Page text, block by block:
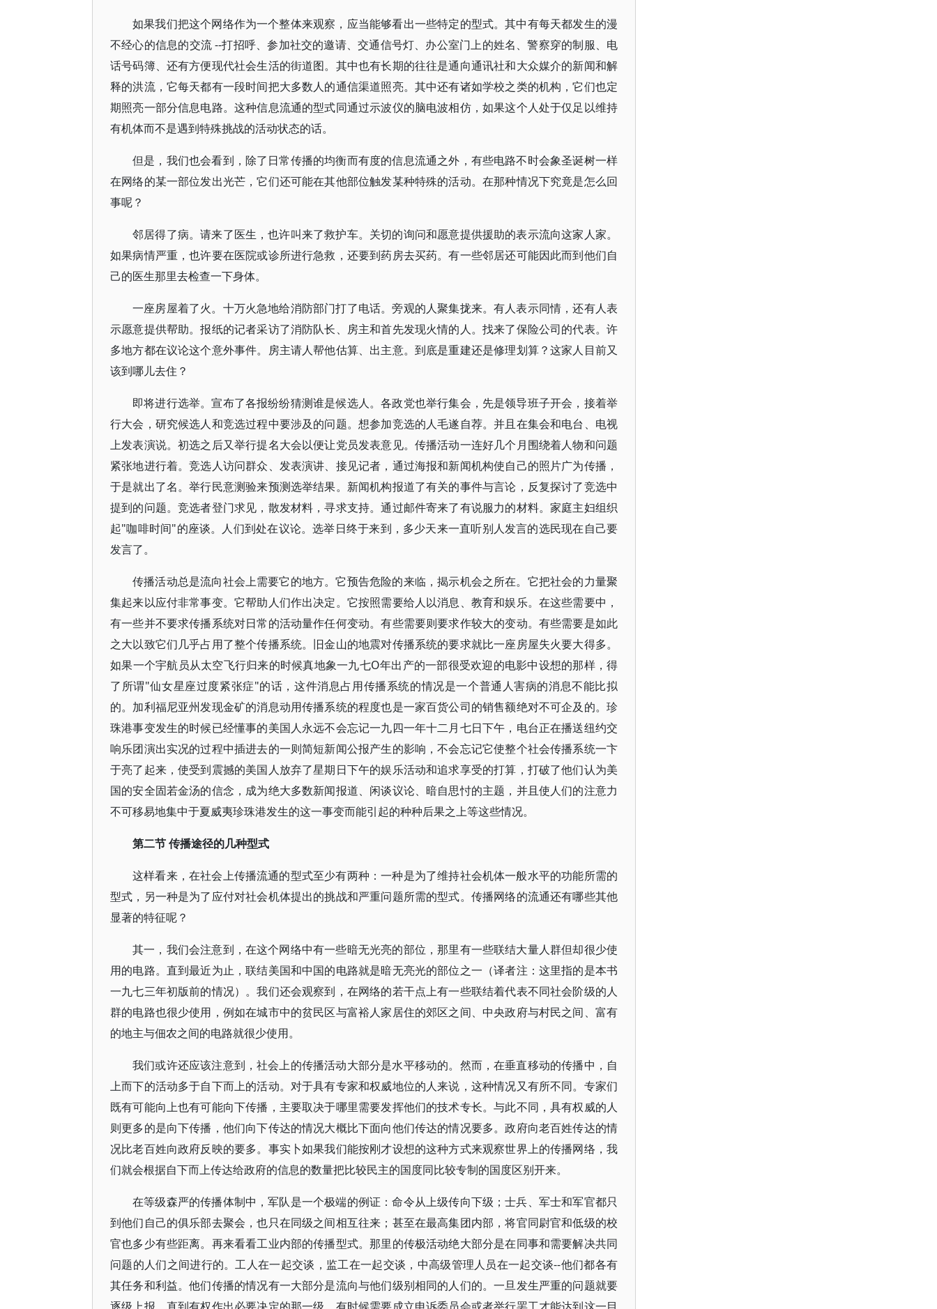
如果我们把这个网络作为一个整体来观察，应当能够看出一些特定的型式。其中有每天都发生的漫
不经心的信息的交流 --打招呼、参加社交的邀请、交通信号灯、办公室门上的姓名、警察穿的制服、电
话号码簿、还有方便现代社会生活的街道图。其中也有长期的往往是通向通讯社和大众媒介的新闻和解
释的洪流，它每天都有一段时间把大多数人的通信渠道照亮。其中还有诸如学校之类的机构，它们也定
期照亮一部分信息电路。这种信息流通的型式同通过示波仪的脑电波相仿，如果这个人处于仅足以维持
有机体而不是遇到特殊挑战的活动状态的话。
但是，我们也会看到，除了日常传播的均衡而有度的信息流通之外，有些电路不时会象圣诞树一样
在网络的某一部位发出光芒，它们还可能在其他部位触发某种特殊的活动。在那种情况下究竟是怎么回
事呢？
邻居得了病。请来了医生，也许叫来了救护车。关切的询问和愿意提供援助的表示流向这家人家。
如果病情严重，也许要在医院或诊所进行急救，还要到药房去买药。有一些邻居还可能因此而到他们自
己的医生那里去检查一下身体。
一座房屋着了火。十万火急地给消防部门打了电话。旁观的人聚集拢来。有人表示同情，还有人表
示愿意提供帮助。报纸的记者采访了消防队长、房主和首先发现火情的人。找来了保险公司的代表。许
多地方都在议论这个意外事件。房主请人帮他估算、出主意。到底是重建还是修理划算？这家人目前又
该到哪儿去住？
即将进行选举。宣布了各报纷纷猜测谁是候选人。各政党也举行集会，先是领导班子开会，接着举
行大会，研究候选人和竞选过程中要涉及的问题。想参加竞选的人毛遂自荐。并且在集会和电台、电视
上发表演说。初选之后又举行提名大会以便让党员发表意见。传播活动一连好几个月围绕着人物和问题
紧张地进行着。竞选人访问群众、发表演讲、接见记者，通过海报和新闻机构使自己的照片广为传播，
于是就出了名。举行民意测验来预测选举结果。新闻机构报道了有关的事件与言论，反复探讨了竞选中
提到的问题。竞选者登门求见，散发材料，寻求支持。通过邮件寄来了有说服力的材料。家庭主妇组织
起"咖啡时间"的座谈。人们到处在议论。选举日终于来到，多少天来一直听别人发言的选民现在自己要
发言了。
传播活动总是流向社会上需要它的地方。它预告危险的来临，揭示机会之所在。它把社会的力量聚
集起来以应付非常事变。它帮助人们作出决定。它按照需要给人以消息、教育和娱乐。在这些需要中，
有一些并不要求传播系统对日常的活动量作任何变动。有些需要则要求作较大的变动。有些需要是如此
之大以致它们几乎占用了整个传播系统。旧金山的地震对传播系统的要求就比一座房屋失火要大得多。
如果一个宇航员从太空飞行归来的时候真地象一九七O年出产的一部很受欢迎的电影中设想的那样，得
了所谓"仙女星座过度紧张症"的话，这件消息占用传播系统的情况是一个普通人害病的消息不能比拟
的。加利福尼亚州发现金矿的消息动用传播系统的程度也是一家百货公司的销售额绝对不可企及的。珍
珠港事变发生的时候已经懂事的美国人永远不会忘记一九四一年十二月七日下午，电台正在播送纽约交
响乐团演出实况的过程中插进去的一则简短新闻公报产生的影响，不会忘记它使整个社会传播系统一卞
于亮了起来，使受到震撼的美国人放弃了星期日下午的娱乐活动和追求享受的打算，打破了他们认为美
国的安全固若金汤的信念，成为绝大多数新闻报道、闲谈议论、暗自思忖的主题，并且使人们的注意力
不可移易地集中于夏威夷珍珠港发生的这一事变而能引起的种种后果之上等这些情况。
第二节 传播途径的几种型式
这样看来，在社会上传播流通的型式至少有两种：一种是为了维持社会机体一般水平的功能所需的
型式，另一种是为了应付对社会机体提出的挑战和严重问题所需的型式。传播网络的流通还有哪些其他
显著的特征呢？
其一，我们会注意到，在这个网络中有一些暗无光亮的部位，那里有一些联结大量人群但却很少使
用的电路。直到最近为止，联结美国和中国的电路就是暗无亮光的部位之一（译者注：这里指的是本书
一九七三年初版前的情况）。我们还会观察到，在网络的若干点上有一些联结着代表不同社会阶级的人
群的电路也很少使用，例如在城市中的贫民区与富裕人家居住的郊区之间、中央政府与村民之间、富有
的地主与佃农之间的电路就很少使用。
我们或许还应该注意到，社会上的传播活动大部分是水平移动的。然而，在垂直移动的传播中，自
上而下的活动多于自下而上的活动。对于具有专家和权威地位的人来说，这种情况又有所不同。专家们
既有可能向上也有可能向下传播，主要取决于哪里需要发挥他们的技术专长。与此不同，具有权威的人
则更多的是向下传播，他们向下传达的情况大概比下面向他们传达的情况要多。政府向老百姓传达的情
况比老百姓向政府反映的要多。事实卜如果我们能按刚才设想的这种方式来观察世界上的传播网络，我
们就会根据自下而上传达给政府的信息的数量把比较民主的国度同比较专制的国度区别开来。
在等级森严的传播体制中，军队是一个极端的例证：命令从上级传向下级；士兵、军士和军官都只
到他们自己的俱乐部去聚会，也只在同级之间相互往来；甚至在最高集团内部，将官同尉官和低级的校
官也多少有些距离。再来看看工业内部的传播型式。那里的传极活动绝大部分是在同事和需要解决共同
问题的人们之间进行的。工人在一起交谈，监工在一起交谈，中高级管理人员在一起交谈--他们都各有
其任务和利益。他们传播的情况有一大部分是流向与他们级别相同的人们的。一旦发生严重的问题就要